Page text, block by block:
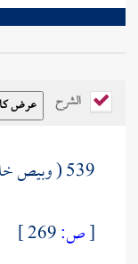
الشرح
539 ( وبيص خاتمه ) هو البريق وزنا ومعنى
[ص: